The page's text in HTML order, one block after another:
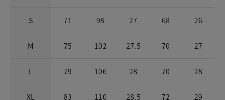
S 71 98 27 68 26
M 75 102 27.5 70 27
L 79 106 28 70 28
XL 83 110 28.5 72 29